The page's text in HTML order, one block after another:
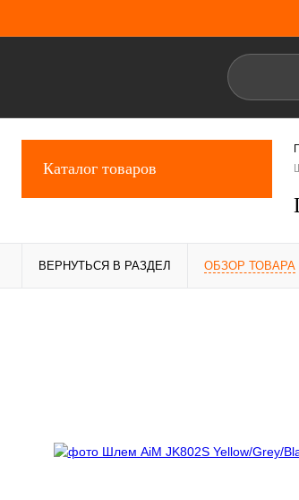
Каталог товаров
ВЕРНУТЬСЯ В РАЗДЕЛ ОБЗОР ТОВАРА